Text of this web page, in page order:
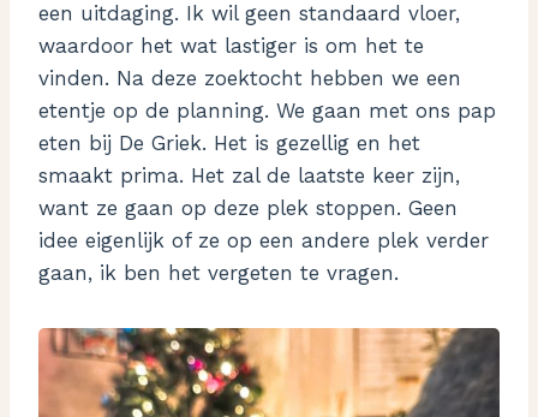
een uitdaging. Ik wil geen standaard vloer,
waardoor het wat lastiger is om het te
vinden. Na deze zoektocht hebben we een
etentje op de planning. We gaan met ons pap
eten bij De Griek. Het is gezellig en het
smaakt prima. Het zal de laatste keer zijn,
want ze gaan op deze plek stoppen. Geen
idee eigenlijk of ze op een andere plek verder
gaan, ik ben het vergeten te vragen.